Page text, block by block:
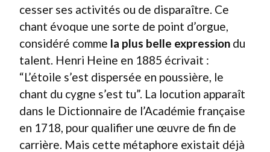
cesser ses activités ou de disparaître. Ce
chant évoque une sorte de point d’orgue,
considéré comme la plus belle expression du
talent. Henri Heine en 1885 écrivait :
“L’étoile s’est dispersée en poussière, le
chant du cygne s’est tu”. La locution apparaît
dans le Dictionnaire de l’Académie française
en 1718, pour qualifier une œuvre de fin de
carrière. Mais cette métaphore existait déjà